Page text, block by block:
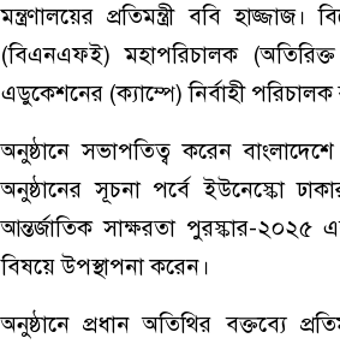
মন্ত্রণালয়ের প্রতিমন্ত্রী ববি
(বিএনএফই) মহাপরিচালক
এডুকেশনের (ক্যাম্পে) নির্বাহী
অনুষ্ঠানে সভাপতিত্ব করেন
অনুষ্ঠানের সূচনা পর্বে ইউনেস্কো
আন্তর্জাতিক সাক্ষরতা পুরস্কার-২০২৫
বিষয়ে উপস্থাপনা করেন।
অনুষ্ঠানে প্রধান অতিথির বক্তব্যে